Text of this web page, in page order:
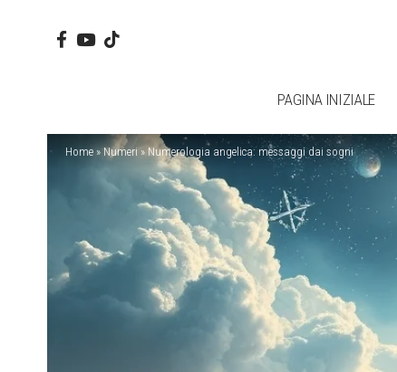
PAGINA INIZIALE
Home » Numeri » Numerologia angelica: messaggi dai sogni